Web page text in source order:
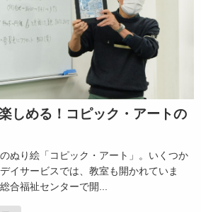
しめる！コピック・アートの
ぬり絵「コピック・アート」。いくつか
イサービスでは、教室も開かれていま
合福祉センターで開...